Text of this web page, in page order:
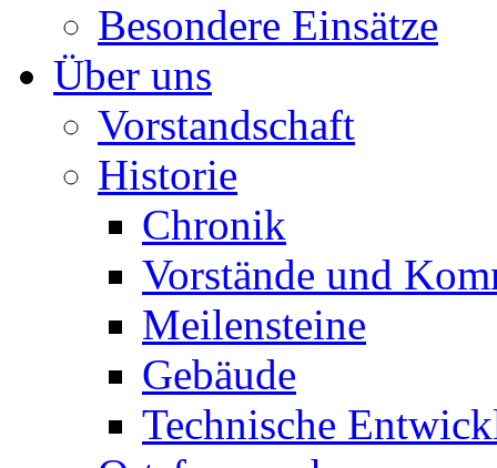
Besondere Einsätze
Über uns
Vorstandschaft
Historie
Chronik
Vorstände und
Meilensteine
Gebäude
Technische